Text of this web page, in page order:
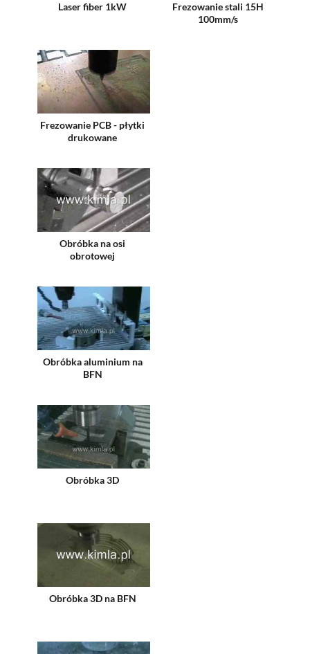
Laser fiber 1kW
Frezowanie stali 15H
100mm/s
Frezowanie PCB - płytki
drukowane
Obróbka na osi
obrotowej
Obróbka aluminium na
BFN
Obróbka 3D
Obróbka 3D na BFN